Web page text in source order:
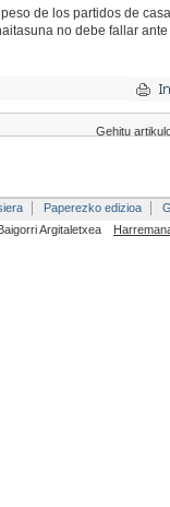
peso de los partidos de
no debe fallar
Gehitu
Paperezko edizioa
Argitaletxea